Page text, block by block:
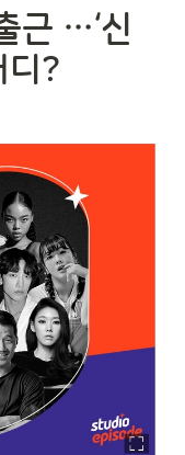
근 …‘신
디?